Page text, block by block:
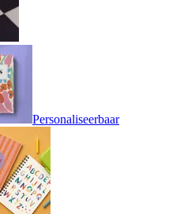
Personaliseerbaar